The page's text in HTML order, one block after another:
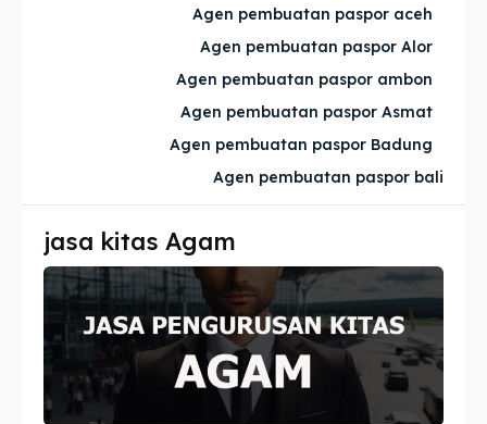
Imta
Legalisir
Apostille
Penerjemah
Imta
Legalisir
Apostille
Penerjemah
Agen pembuatan paspor aceh
Agen pembuatan paspor Alor
Agen pembuatan paspor ambon
Agen pembuatan paspor Asmat
Agen pembuatan paspor Badung
Agen pembuatan paspor bali
jasa kitas Agam